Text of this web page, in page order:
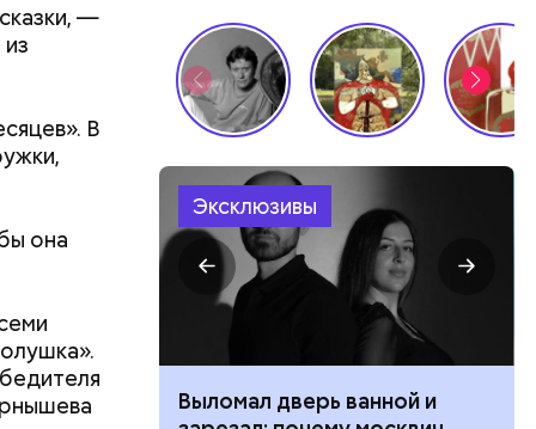
—
В
она
Эксклюзивы
Выломал дверь ванной и